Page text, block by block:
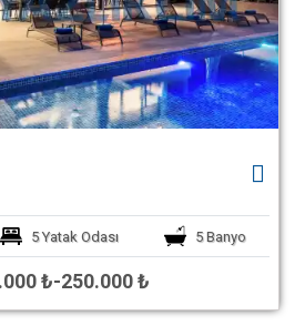
5 Yatak Odası 5 Banyo
₺-250.000 ₺